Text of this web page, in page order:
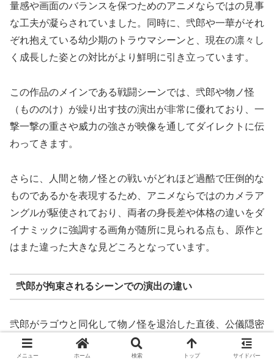
量感や画面のバランスを保つためのアニメならではの見事
な工夫が凝らされていました。同時に、弐郎や一華がそれ
ぞれ抱えている幼少期のトラウマシーンと、現在の凛々し
く成長した姿との対比がより鮮明に引き立っています。
この作品のメインである戦闘シーンでは、弐郎や物ノ怪
（もののけ）が繰り出す技の演出が非常に優れており、一
撃一撃の重さや威力の強さが映像を通してダイレクトに伝
わってきます。
さらに、人間と物ノ怪との戦いがどれほど過酷で圧倒的な
ものであるかを表現するため、アニメならではのカメラア
ングルが駆使されており、両者の身長差や体格の違いをダ
イナミックに強調する画角が随所に見られる点も、原作と
はまた違った大きな見どころとなっています。
弐郎が拘束されるシーンでの演出の違い
弐郎がラゴウと同化して物ノ怪を退治した直後、公儀隠密
局に拘束される場面で細かな演出の違いが見られます。漫
画版では、一華が刀の柄尻（つかじり）で弐郎を打って昏
メニュー ホーム 検索 トップ サイドバー